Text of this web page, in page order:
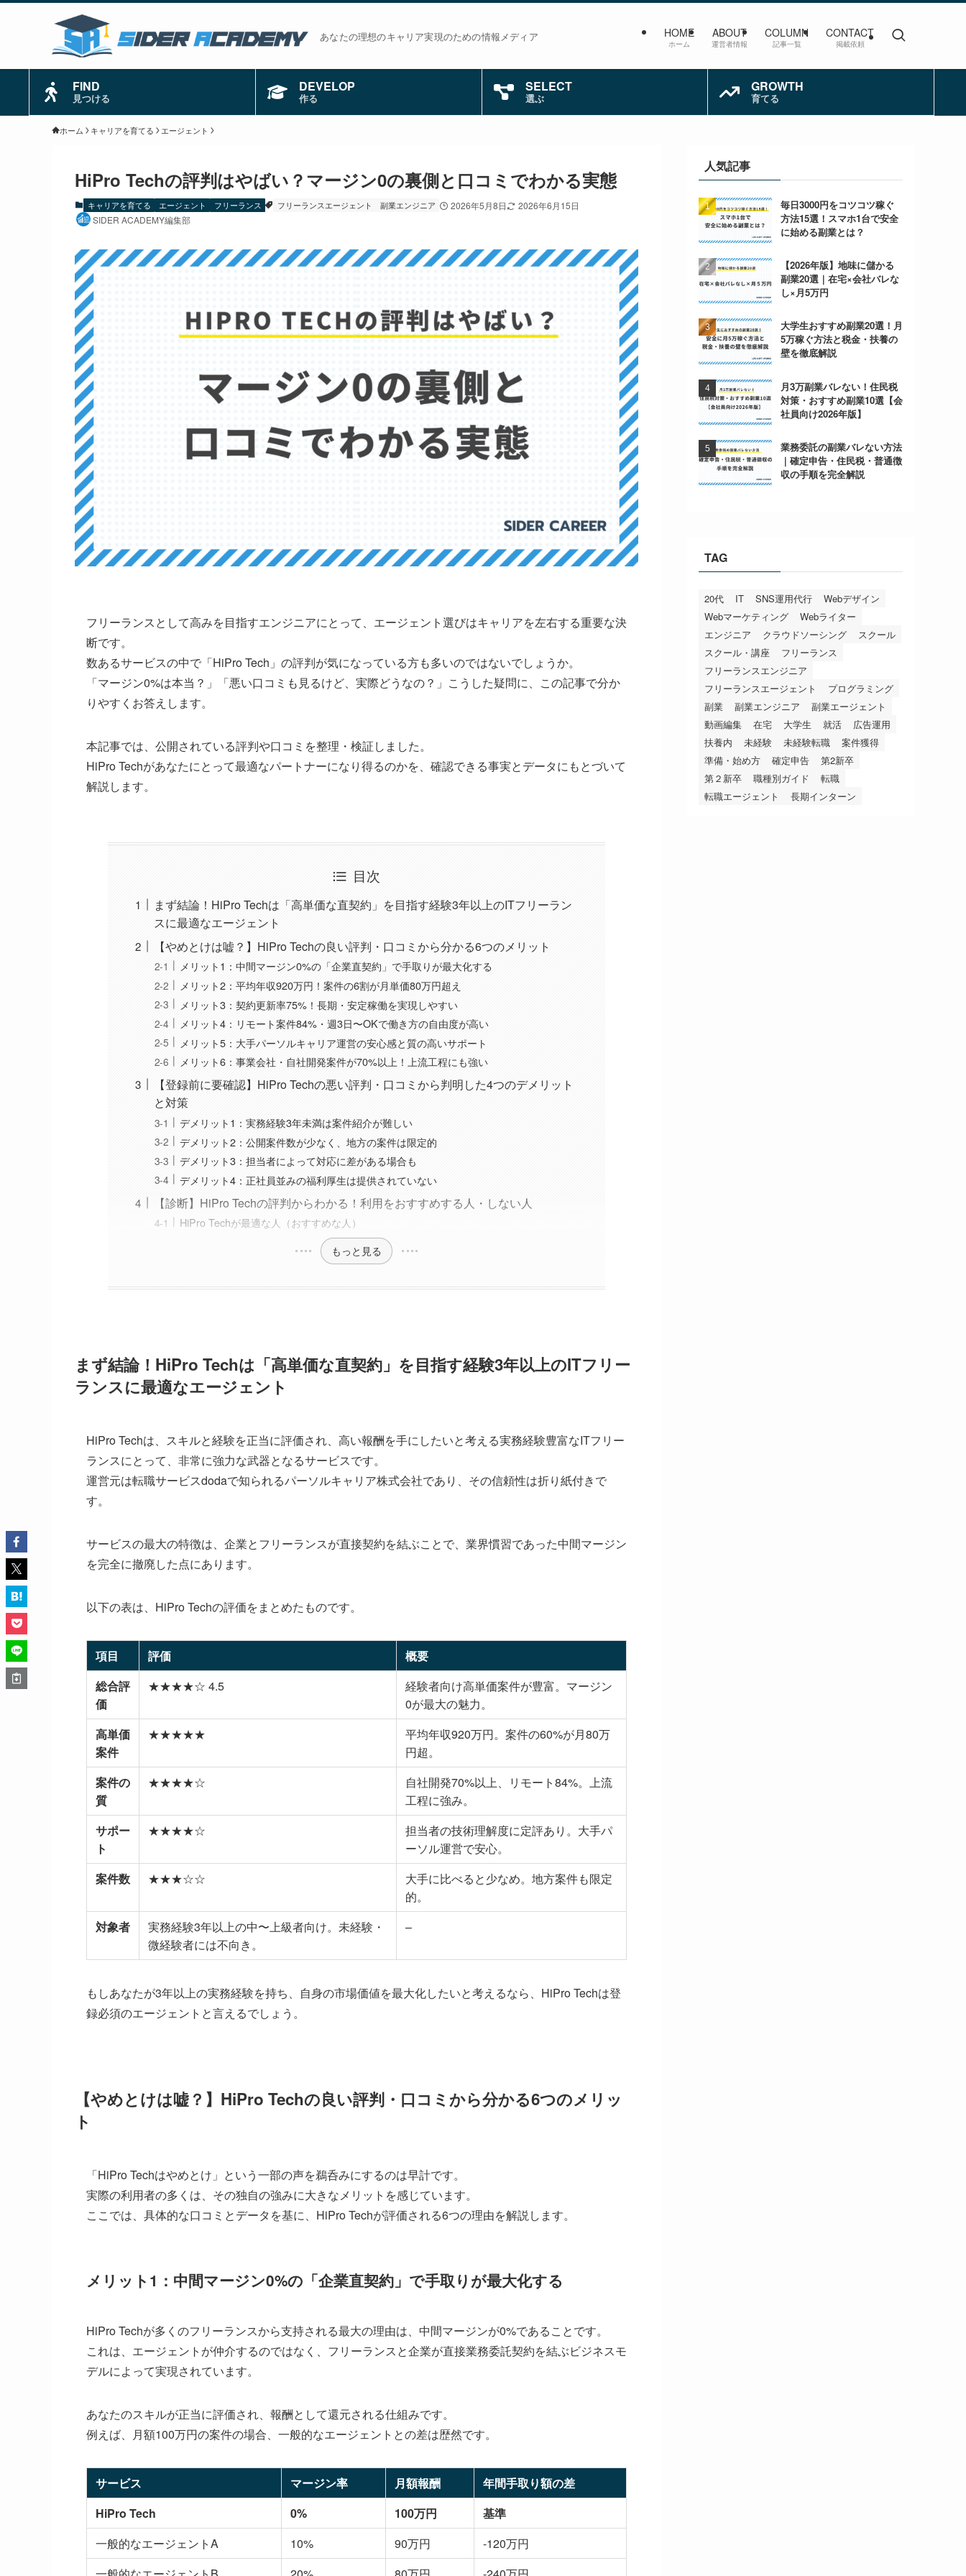
あなたの理想のキャリア実現のための情報メディア HOME
ホーム
ABOUT
運営者情報
COLUMN
記事一覧
CONTACT
掲載依頼
FIND
見つける
DEVELOP
作る
SELECT
選ぶ
GROWTH
育てる
ホーム キャリアを育てる エージェント
HiPro Techの評判はやばい？マージン0の裏側と口コミでわかる実態
キャリアを育てる エージェント フリーランス フリーランスエージェント 副業エンジニア 2026年5月8日
2026年6月15日
SIDER ACADEMY編集部
フリーランスとして高みを目指すエンジニアにとって、エージェント選びはキャリアを左右する重要な決
断です。
数あるサービスの中で「HiPro Tech」の評判が気になっている方も多いのではないでしょうか。
「マージン0%は本当？」「悪い口コミも見るけど、実際どうなの？」こうした疑問に、この記事で分か
りやすくお答えします。
本記事では、公開されている評判や口コミを整理・検証しました。
HiPro Techがあなたにとって最適なパートナーになり得るのかを、確認できる事実とデータにもとづいて
解説します。
目次
まず結論！HiPro Techは「高単価な直契約」を目指す経験3年以上のITフリーラン
スに最適なエージェント
【やめとけは嘘？】HiPro Techの良い評判・口コミから分かる6つのメリット
メリット1：中間マージン0%の「企業直契約」で手取りが最大化する
メリット2：平均年収920万円！案件の6割が月単価80万円超え
メリット3：契約更新率75%！長期・安定稼働を実現しやすい
メリット4：リモート案件84%・週3日〜OKで働き方の自由度が高い
メリット5：大手パーソルキャリア運営の安心感と質の高いサポート
メリット6：事業会社・自社開発案件が70%以上！上流工程にも強い
【登録前に要確認】HiPro Techの悪い評判・口コミから判明した4つのデメリット
と対策
デメリット1：実務経験3年未満は案件紹介が難しい
デメリット2：公開案件数が少なく、地方の案件は限定的
デメリット3：担当者によって対応に差がある場合も
デメリット4：正社員並みの福利厚生は提供されていない
【診断】HiPro Techの評判からわかる！利用をおすすめする人・しない人
HiPro Techが最適な人（おすすめな人）
もっと見る
まず結論！HiPro Techは「高単価な直契約」を目指す経験3年以上のITフリー
ランスに最適なエージェント
HiPro Techは、スキルと経験を正当に評価され、高い報酬を手にしたいと考える実務経験豊富なITフリー
ランスにとって、非常に強力な武器となるサービスです。
運営元は転職サービスdodaで知られるパーソルキャリア株式会社であり、その信頼性は折り紙付きで
す。
サービスの最大の特徴は、企業とフリーランスが直接契約を結ぶことで、業界慣習であった中間マージン
を完全に撤廃した点にあります。
以下の表は、HiPro Techの評価をまとめたものです。
項目 評価
概要
総合評
価
★★★★☆ 4.5
経験者向け高単価案件が豊富。マージン
0が最大の魅力。
高単価
案件
★★★★★
平均年収920万円。案件の60%が月80万
円超。
案件の
質
★★★★☆
自社開発70%以上、リモート84%。上流
工程に強み。
サポー
ト
★★★★☆
担当者の技術理解度に定評あり。大手パ
ーソル運営で安心。
案件数
★★★☆☆
大手に比べると少なめ。地方案件も限定
的。
対象者
実務経験3年以上の中〜上級者向け。未経験・
微経験者には不向き。
–
もしあなたが3年以上の実務経験を持ち、自身の市場価値を最大化したいと考えるなら、HiPro Techは登
録必須のエージェントと言えるでしょう。
【やめとけは嘘？】HiPro Techの良い評判・口コミから分かる6つのメリッ
ト
「HiPro Techはやめとけ」という一部の声を鵜呑みにするのは早計です。
実際の利用者の多くは、その独自の強みに大きなメリットを感じています。
ここでは、具体的な口コミとデータを基に、HiPro Techが評価される6つの理由を解説します。
メリット1：中間マージン0%の「企業直契約」で手取りが最大化する
HiPro Techが多くのフリーランスから支持される最大の理由は、中間マージンが0%であることです。
これは、エージェントが仲介するのではなく、フリーランスと企業が直接業務委託契約を結ぶビジネスモ
デルによって実現されています。
あなたのスキルが正当に評価され、報酬として還元される仕組みです。
例えば、月額100万円の案件の場合、一般的なエージェントとの差は歴然です。
サービス マージン率 月額報酬
年間手取り額の差
HiPro Tech
0% 100万円
基準
一般的なエージェントA
10% 90万円
-120万円
人気記事
毎日3000円をコツコツ稼ぐ
方法15選！スマホ1台で安全
に始める副業とは？
【2026年版】地味に儲かる
副業20選｜在宅×会社バレな
し×月5万円
大学生おすすめ副業20選！月
5万稼ぐ方法と税金・扶養の
壁を徹底解説
月3万副業バレない！住民税
対策・おすすめ副業10選【会
社員向け2026年版】
業務委託の副業バレない方法
｜確定申告・住民税・普通徴
収の手順を完全解説
TAG
20代 IT SNS運用代行
Webデザイン
Webマーケティング
Webライター
エンジニア
クラウドソーシング
スクール
スクール・講座
フリーランス
フリーランスエンジニア
フリーランスエージェント
プログラミング
副業
副業エンジニア
副業エージェント
動画編集
在宅 大学生 就活
広告運用
扶養内
未経験 未経験転職
案件獲得
準備・始め方
確定申告
第2新卒
第２新卒
職種別ガイド
転職
転職エージェント
長期インターン